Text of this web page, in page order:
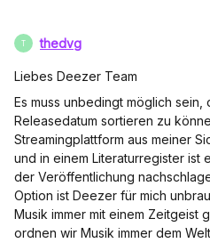
T thedvg
Liebes Deezer Team
Es muss unbedingt möglich
Releasedatum sortieren zu
Streamingplattform aus meiner
und in einem Literaturregister ist
der Veröffentlichung
Option ist Deezer für mich
Musik immer mit einem Zeitgeist
ordnen wir Musik immer dem